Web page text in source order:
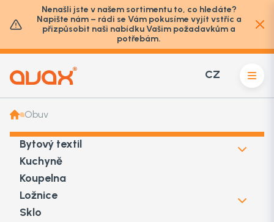
Nenašli jste v našem sortimentu to, co hledáte?
Napište nám – rádi se Vám pokusíme vyjít vstříc a
přizpůsobit naši nabídku Vašim požadavkům a
potřebám.
CZ
Obuv
Bytový textil
Kuchyně
Koupelna
Ložnice
Sklo